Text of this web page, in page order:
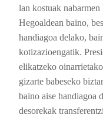
lan kostuak
Hegoaldean baino,
handiagoa delako,
kotizazioengatik.
elikatzeko
gizarte babeseko
baino aise handiagoa
desorekak